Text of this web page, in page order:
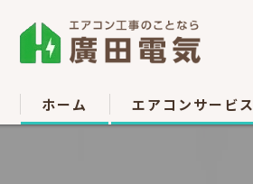
ホーム エアコンサービス